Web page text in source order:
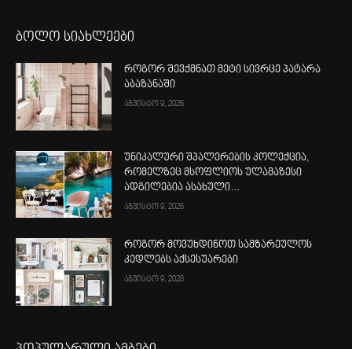
ბოლო სიახლეები
როგორ შევქმნათ მეტი სივრცე პატარა
აბაზანაში
აგვისტო 9, 2026
უნიკალური შპალერების კოლექცია,
რომელზეც მსოფლიოს ულამაზესი
ადგილებია ასახული…
აგვისტო 9, 2026
როგორ მოვუხდინოთ სამზარეულოს
კედლებს აქსესუარები
აგვისტო 9, 2026